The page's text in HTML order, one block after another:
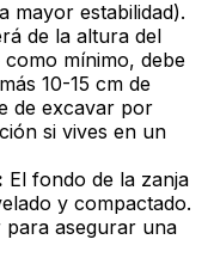
mayor estabilidad).
de la altura del
mínimo, debe
10-15 cm de
de excavar por
si vives en un
El fondo de la zanja
y compactado.
asegurar una